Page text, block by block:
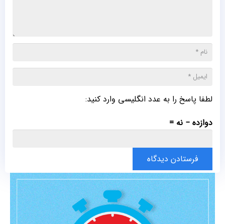
لطفا پاسخ را به عدد انگلیسی وارد کنید:
دوازده − نه =
فرستادن دیدگاه